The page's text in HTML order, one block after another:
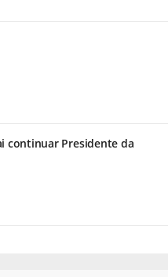
continuar Presidente da